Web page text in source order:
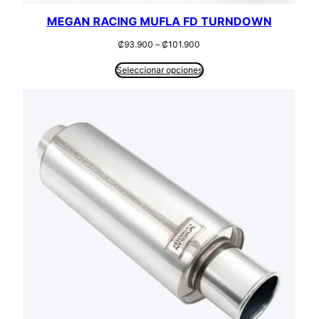
MEGAN RACING MUFLA FD TURNDOWN
₡93.900 – ₡101.900
precios:
Seleccionar opciones